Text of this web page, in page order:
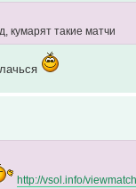
кумарят такие матчи
http://vsol.info/